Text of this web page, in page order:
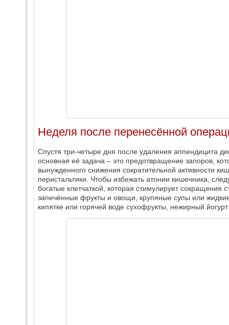
Неделя после перенесённой
Спустя три-четыре дня после удаления аппендицита
основная её задача – это предотвращение запоров,
вынужденного снижения сократительной активности
перистальтики. Чтобы избежать атонии кишечника,
богатые клетчаткой, которая стимулирует сокращения
запечённые фрукты и овощи, крупяные супы или
кипятке или горячей воде сухофрукты, нежирный